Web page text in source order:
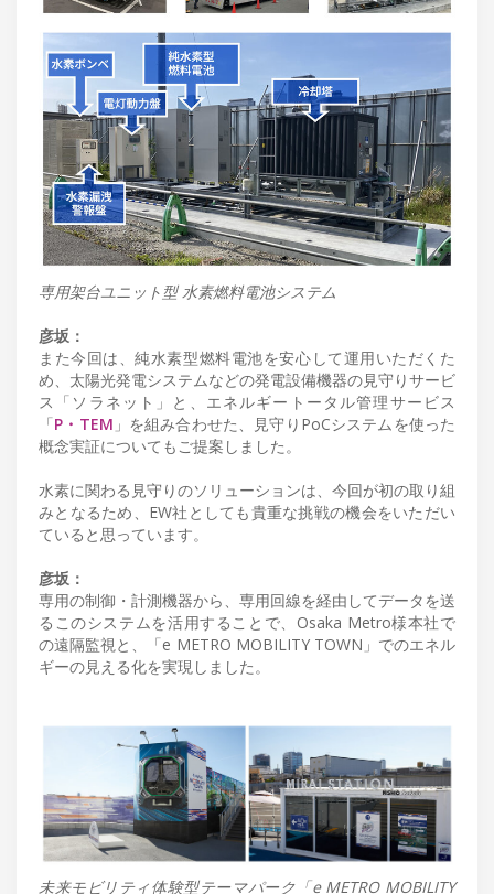
専用架台ユニット型 水素燃料電池システム
彦坂：
また今回は、純水素型燃料電池を安心して運用いただくた
め、太陽光発電システムなどの発電設備機器の見守りサービ
ス「ソラネット」と、エネルギートータル管理サービス
「P・TEM 」を組み合わせた、見守りPoCシステムを使った
概念実証についてもご提案しました。
水素に関わる見守りのソリューションは、今回が初の取り組
みとなるため、EW社としても貴重な挑戦の機会をいただい
ていると思っています。
彦坂：
専用の制御・計測機器から、専用回線を経由してデータを送
るこのシステムを活用することで、Osaka Metro様本社で
の遠隔監視と、「e METRO MOBILITY TOWN」でのエネル
ギーの見える化を実現しました。
未来モビリティ体験型テーマパーク「e METRO MOBILITY